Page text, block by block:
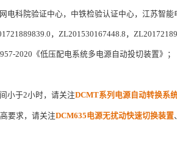
电科院验证中心，中铁检验认证中心，江苏智能
，ZL201530167448.8，
2020《低压配电系统多电源自动投切装置》；
小于2小时，请关注DCMT系列电源自动转换系
要求，请关注DCM635电源无扰动快速切换装置